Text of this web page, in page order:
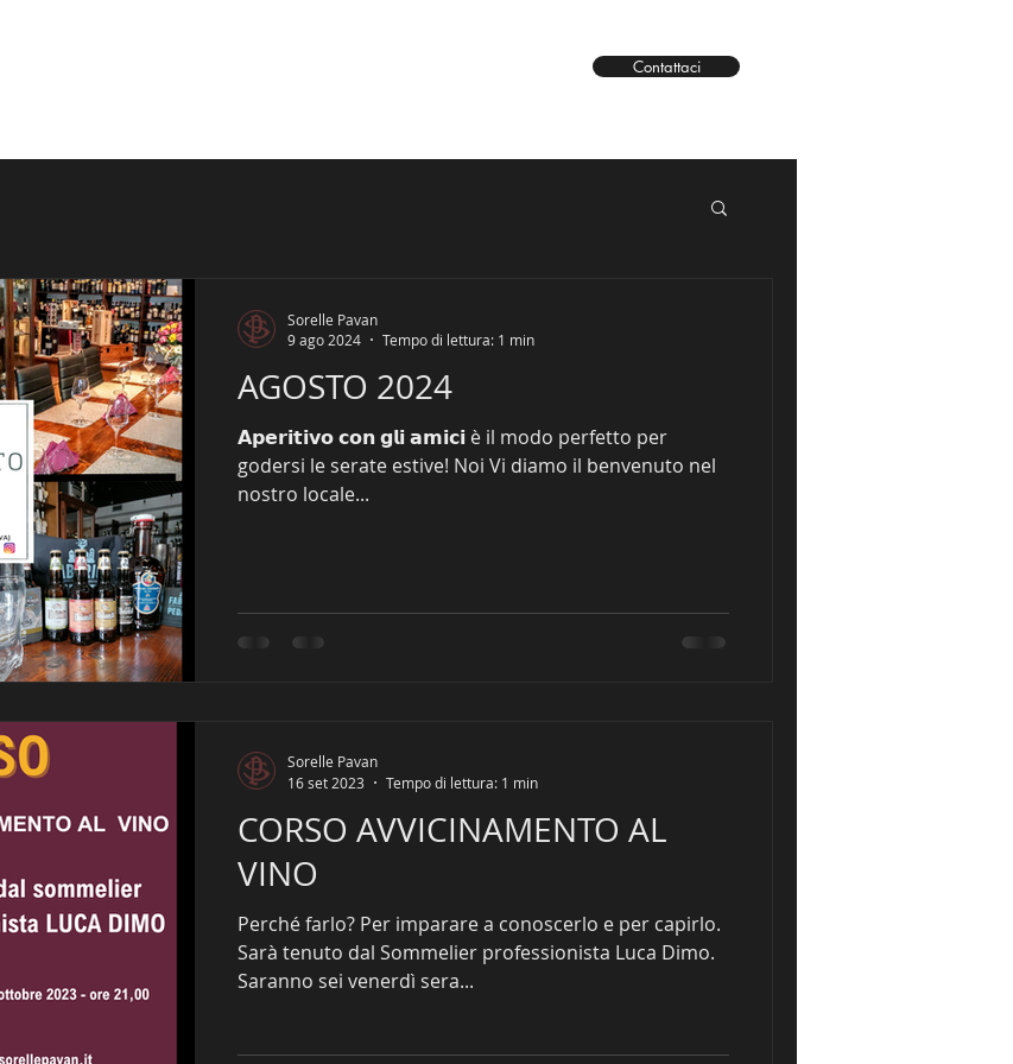
Contattaci
AGOSTO 2024
𝗔𝗽𝗲𝗿𝗶𝘁𝗶𝘃𝗼 𝗰𝗼𝗻 𝗴𝗹𝗶 𝗮𝗺𝗶𝗰𝗶 è il modo perfetto per
godersi le serate estive! Noi Vi diamo il benvenuto nel
nostro locale...
Sorelle Pavan
9 ago 2024
Tempo di lettura: 1 min
CORSO AVVICINAMENTO AL
VINO
Perché farlo? Per imparare a conoscerlo e per capirlo.
Sarà tenuto dal Sommelier professionista Luca Dimo.
Saranno sei venerdì sera...
Sorelle Pavan
16 set 2023
Tempo di lettura: 1 min